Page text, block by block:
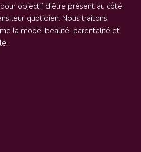
objectif d'être présent au côté
leur quotidien. Nous traitons
la mode, beauté, parentalité et